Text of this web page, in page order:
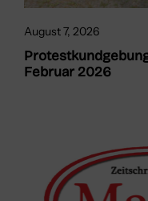
August 7, 2026
Februar 2026